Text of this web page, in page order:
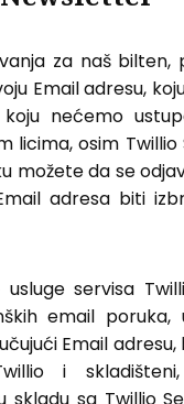
za naš
Email adresu,
nećemo
licima, osim Twillio
možete da se
adresa biti
servisa
email
Email
i
skladu sa Twillio